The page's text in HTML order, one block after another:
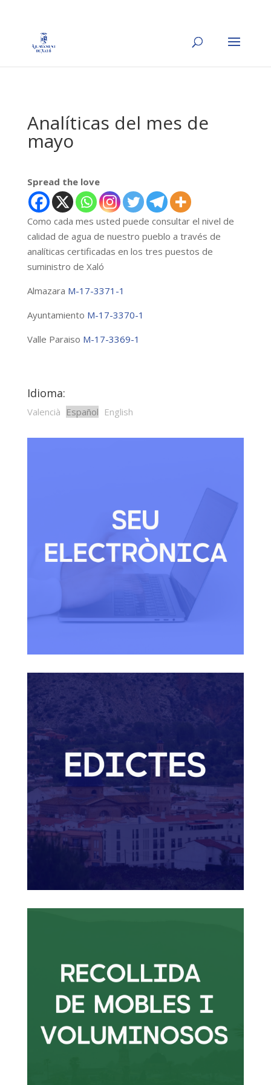
Analíticas del mes de
mayo
Spread the love
Como cada mes usted puede consultar el nivel de
calidad de agua de nuestro pueblo a través de
analíticas certificadas en los tres puestos de
suministro de Xaló
Almazara M-17-3371-1
Ayuntamiento M-17-3370-1
Valle Paraiso M-17-3369-1
Idioma:
Valencià Español English